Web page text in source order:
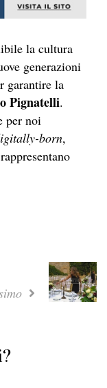
la cultura
generazioni
garantire la
Pignatelli.
per noi
born,